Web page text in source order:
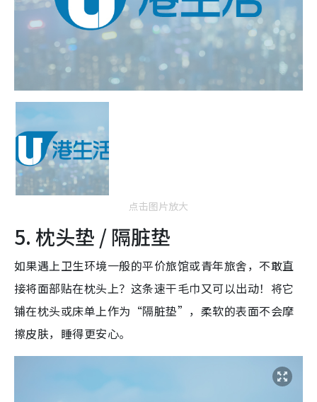
点击图片放大
5. 枕头垫 / 隔脏垫
如果遇上卫生环境一般的平价旅馆或青年旅舍，不敢直
接将面部贴在枕头上？这条速干毛巾又可以出动！将它
铺在枕头或床单上作为“隔脏垫”，柔软的表面不会摩
擦皮肤，睡得更安心。